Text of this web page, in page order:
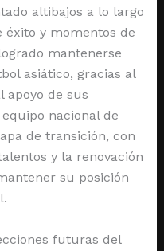
altibajos a lo largo
éxito y momentos de
mantenerse
asiático, gracias al
apoyo de sus
nacional de
de transición, con
y la renovación
su posición
futuras del